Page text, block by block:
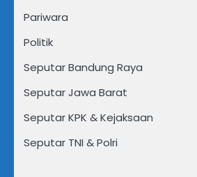
Pariwara
Politik
Seputar Bandung Raya
Seputar Jawa Barat
Seputar KPK & Kejaksaan
Seputar TNI & Polri